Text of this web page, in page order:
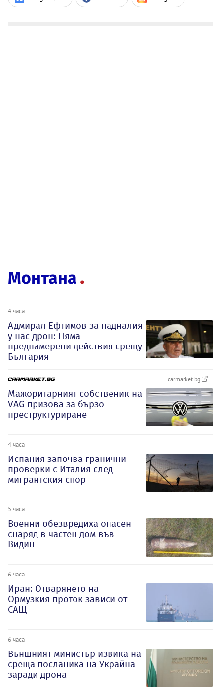
Монтана
4 часа
Адмирал Ефтимов за падналия
у нас дрон: Няма
преднамерени действия срещу
България
carmarket.bg
Мажоритарният собственик на
VAG призова за бързо
преструктуриране
4 часа
Испания започва гранични
проверки с Италия след
мигрантския спор
5 часа
Военни обезвредиха опасен
снаряд в частен дом във
Видин
6 часа
Иран: Отварянето на
Ормузкия проток зависи от
САЩ
6 часа
Външният министър извика на
среща посланика на Украйна
заради дрона